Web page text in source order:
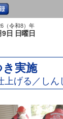
（令和8）年
9日 日曜日
き実施
上げる／しん